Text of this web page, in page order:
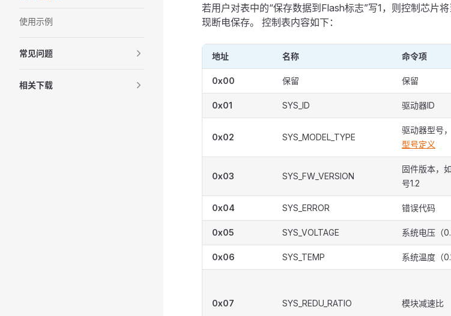
使用示例
常见问题
相关下载
若用户对表中的“保存数据到Flash标志”写1，则控制芯片
现断电保存。 控制表内容如下：
地址 名称 命令项
0x00 保留 保留
0x01 SYS_ID 驱动器ID
0x02 SYS_MODEL_TYPE
驱动器型号
型号定义
0x03 SYS_FW_VERSION
固件版本，
号1.2
0x04 SYS_ERROR 错误代码
0x05 SYS_VOLTAGE 系统电压（
0x06 SYS_TEMP 系统温度（
0x07 SYS_REDU_RATIO 模块减速比